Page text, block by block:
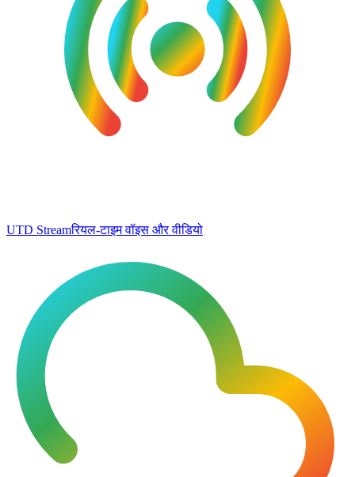
UTD Streamरियल-टाइम वॉइस और वीडियो